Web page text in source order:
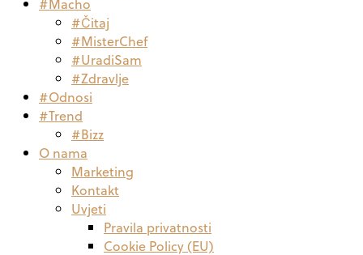
#Čitaj
#MisterChef
#UradiSam
#Zdravlje
#Odnosi
#Trend
#Bizz
O nama
Marketing
Kontakt
Uvjeti
Pravila privatnosti
Cookie Policy (EU)